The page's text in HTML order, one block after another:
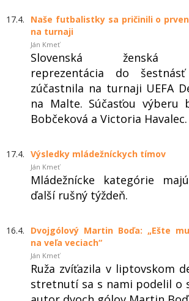
17.4.
Naše futbalistky sa pričinili o
na turnaji
Ján Kmeť
Slovenská ženská
reprezentácia do
zúčastnila na turnaji UEFA
na Malte. Súčasťou výberu
Bobčeková a Victoria Havalec.
17.4. Výsledky mládežníckych tímov
Ján Kmeť
Mládežnícke kategórie
ďalší rušný týždeň.
16.4.
Dvojgólový Martin Boďa: „Ešte
na veľa veciach“
Ján Kmeť
Ruža zvíťazila v liptovskom
stretnutí sa s nami podelil o